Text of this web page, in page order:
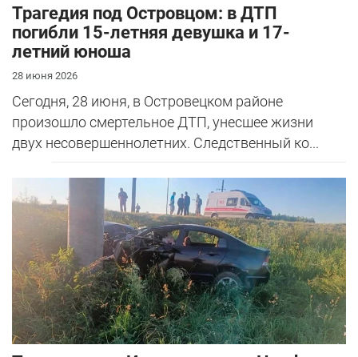
Трагедия под Островцом: в ДТП
погибли 15-летняя девушка и 17-
летний юноша
28 июня 2026
Сегодня, 28 июня, в Островецком районе
произошло смертельное ДТП, унесшее жизни
двух несовершеннолетних. Следственный ко...